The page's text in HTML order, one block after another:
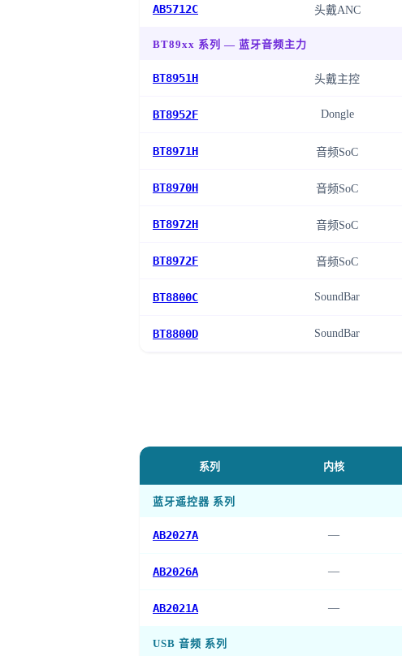
AB5712C 头戴ANC
BT89xx 系列 — 蓝牙音频主力
BT8951H 头戴主控
BT8952F Dongle
BT8971H 音频SoC
BT8970H 音频SoC
BT8972H 音频SoC
BT8972F 音频SoC
BT8800C SoundBar
BT8800D SoundBar
系列 内核
蓝牙遥控器 系列
AB2027A —
AB2026A —
AB2021A —
USB 音频 系列